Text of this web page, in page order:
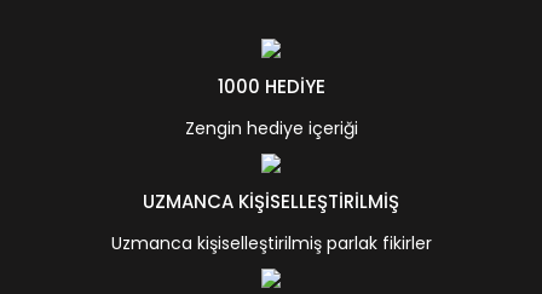
1000 HEDİYE
Zengin hediye içeriği
UZMANCA KİŞİSELLEŞTİRİLMİŞ
Uzmanca kişiselleştirilmiş parlak fikirler